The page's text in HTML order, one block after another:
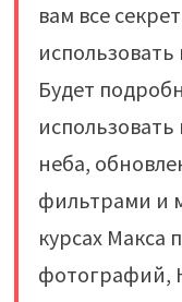
вам все
Будет
неба,
фильтрами и
курсах Макса
фотографий,